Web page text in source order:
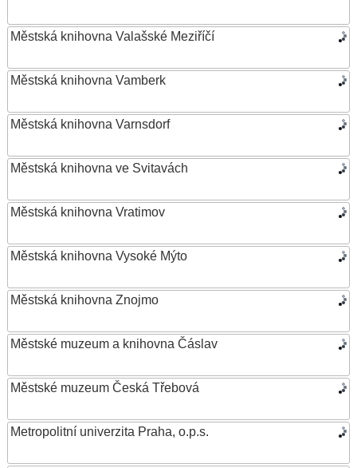
Městská knihovna Valašské Meziříčí
Městská knihovna Vamberk
Městská knihovna Varnsdorf
Městská knihovna ve Svitavách
Městská knihovna Vratimov
Městská knihovna Vysoké Mýto
Městská knihovna Znojmo
Městské muzeum a knihovna Čáslav
Městské muzeum Česká Třebová
Metropolitní univerzita Praha, o.p.s.